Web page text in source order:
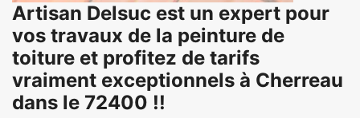
Artisan Delsuc est un expert pour
vos travaux de la peinture de
toiture et profitez de tarifs
vraiment exceptionnels à Cherreau
dans le 72400 !!